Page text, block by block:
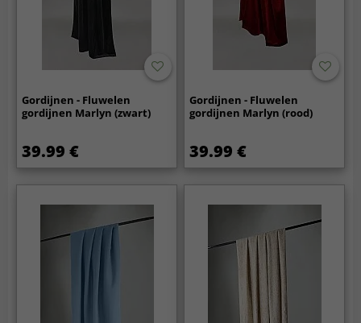
Gordijnen - Fluwelen
gordijnen Marlyn (zwart)
39.99 €
Gordijnen - Fluwelen
gordijnen Marlyn (rood)
39.99 €